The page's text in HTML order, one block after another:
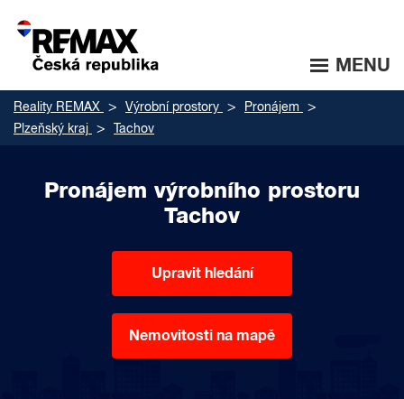
MENU
Reality REMAX Výrobní prostory
Pronájem
Plzeňský kraj
Tachov
Pronájem výrobního prostoru
Tachov
Upravit hledání
Nemovitosti na mapě